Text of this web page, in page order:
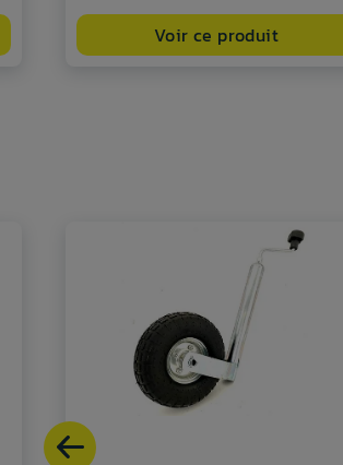
Voir ce produit